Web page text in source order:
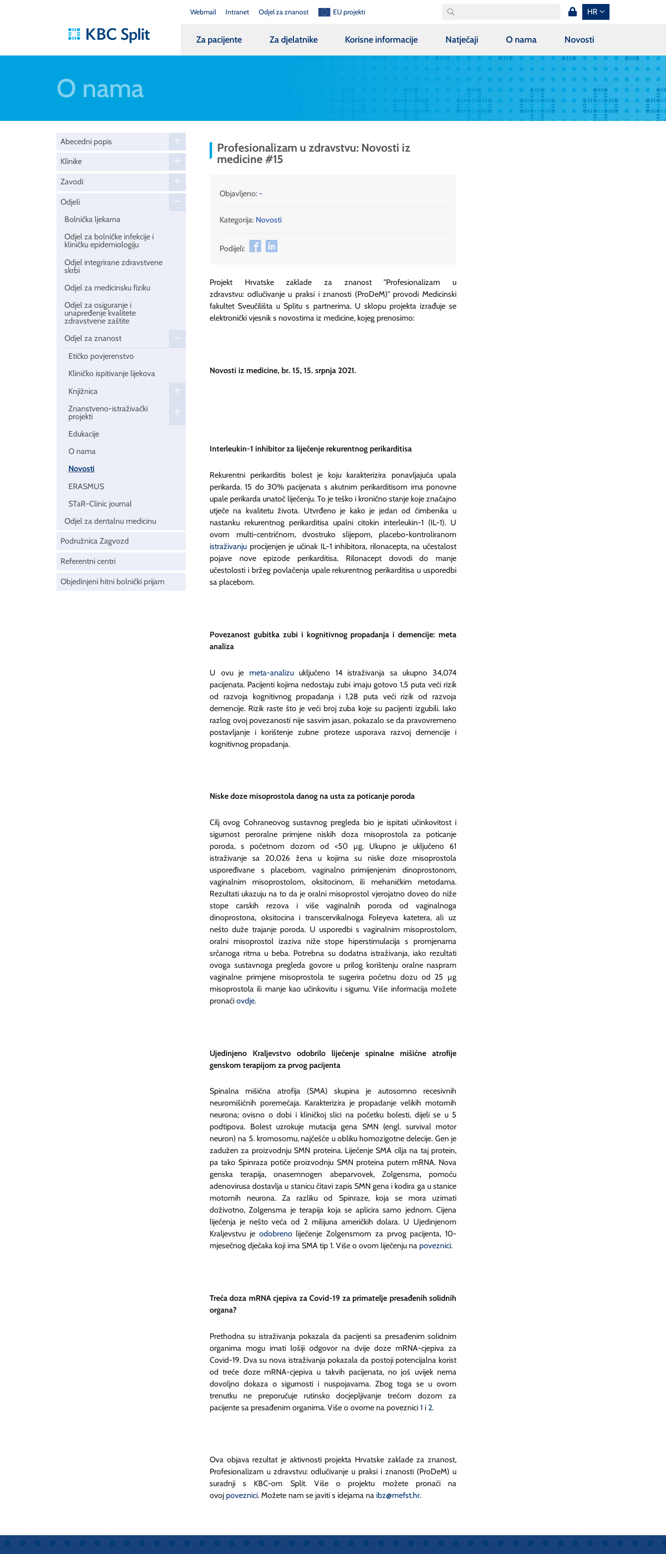
Webmail Intranet Odjel za znanost EU projekti HR
Za pacijente Za djelatnike Korisne informacije Natječaji O nama Novosti
O nama
Abecedni popis
Klinike
Zavodi
Odjeli
Bolnička ljekarna
Odjel za bolničke infekcije i
kliničku epidemiologiju
Odjel integrirane zdravstvene
skrbi
Odjel za medicinsku fiziku
Odjel za osiguranje i
unapređenje kvalitete
zdravstvene zaštite
Odjel za znanost
Etičko povjerenstvo
Kliničko ispitivanje lijekova
Knjižnica
Znanstveno-istraživački
projekti
Edukacije
O nama
Novosti
ERASMUS
STaR-Clinic journal
Odjel za dentalnu medicinu
Podružnica Zagvozd
Referentni centri
Objedinjeni hitni bolnički prijam
Profesionalizam u zdravstvu: Novosti iz
medicine #15
Objavljeno: -
Kategorija: Novosti
Podijeli:
Projekt Hrvatske zaklade za znanost "Profesionalizam u
zdravstvu: odlučivanje u praksi i znanosti (ProDeM)" provodi Medicinski
fakultet Sveučilišta u Splitu s partnerima. U sklopu projekta izrađuje se
elektronički vjesnik s novostima iz medicine, kojeg prenosimo:
Novosti iz medicine, br. 15, 15. srpnja 2021.
Interleukin-1 inhibitor za liječenje rekurentnog perikarditisa
Rekurentni perikarditis bolest je koju karakterizira ponavljajuća upala
perikarda. 15 do 30% pacijenata s akutnim perikarditisom ima ponovne
upale perikarda unatoč liječenju. To je teško i kronično stanje koje značajno
utječe na kvalitetu života. Utvrđeno je kako je jedan od čimbenika u
nastanku rekurentnog perikarditisa upalni citokin interleukin-1 (IL-1). U
ovom multi-centričnom, dvostruko slijepom, placebo-kontroliranom
istraživanju procijenjen je učinak IL-1 inhibitora, rilonacepta, na učestalost
pojave nove epizode perikarditisa. Rilonacept dovodi do manje
učestolosti i bržeg povlačenja upale rekurentnog perikarditisa u usporedbi
sa placebom.
Povezanost gubitka zubi i kognitivnog propadanja i demencije: meta
analiza
U ovu je meta-analizuuključeno 14 istraživanja sa ukupno 34,074
pacijenata. Pacijenti kojima nedostaju zubi imaju gotovo 1,5 puta veći rizik
od razvoja kognitivnog propadanja i 1,28 puta veći rizik od razvoja
demencije. Rizik raste što je veći broj zuba koje su pacijenti izgubili. Iako
razlog ovoj povezanosti nije sasvim jasan, pokazalo se da pravovremeno
postavljanje i korištenje zubne proteze usporava razvoj demencije i
kognitivnog propadanja.
Niske doze misoprostola danog na usta za poticanje poroda
Cilj ovog Cohraneovog sustavnog pregleda bio je ispitati učinkovitost i
sigurnost peroralne primjene niskih doza misoprostola za poticanje
poroda, s početnom dozom od <50 µg. Ukupno je uključeno 61
istraživanje sa 20,026 žena u kojima su niske doze misoprostola
uspoređivane s placebom, vaginalno primijenjenim dinoprostonom,
vaginalnim misoprostolom, oksitocinom, ili mehaničkim metodama.
Rezultati ukazuju na to da je oralni misoprostol vjerojatno doveo do niže
stope carskih rezova i više vaginalnih poroda od vaginalnoga
dinoprostona, oksitocina i transcervikalnoga Foleyeva katetera, ali uz
nešto duže trajanje poroda. U usporedbi s vaginalnim misoprostolom,
oralni misoprostol izaziva niže stope hiperstimulacija s promjenama
srčanoga ritma u beba. Potrebna su dodatna istraživanja, iako rezultati
ovoga sustavnoga pregleda govore u prilog korištenju oralne naspram
vaginalne primjene misoprostola te sugerira početnu dozu od 25 µg
misoprostola ili manje kao učinkovitu i sigurnu. Više informacija možete
pronaći ovdje.
Ujedinjeno Kraljevstvo odobrilo liječenje spinalne mišićne atrofije
genskom terapijom za prvog pacijenta
Spinalna mišićna atrofija (SMA) skupina je autosomno recesivnih
neuromišićnih poremećaja. Karakterizira je propadanje velikih motornih
neurona; ovisno o dobi i kliničkoj slici na početku bolesti, dijeli se u 5
podtipova. Bolest uzrokuje mutacija gena SMN (engl. survival motor
neuron) na 5. kromosomu, najčešće u obliku homozigotne delecije. Gen je
zadužen za proizvodnju SMN proteina. Liječenje SMA cilja na taj protein,
pa tako Spinraza potiče proizvodnju SMN proteina putem mRNA. Nova
genska terapija, onasemnogen abeparvovek, Zolgensma, pomoću
adenovirusa dostavlja u stanicu čitavi zapis SMN gena i kodira ga u stanice
motornih neurona. Za razliku od Spinraze, koja se mora uzimati
doživotno, Zolgensma je terapija koja se aplicira samo jednom. Cijena
liječenja je nešto veća od 2 milijuna američkih dolara. U Ujedinjenom
Kraljevstvu je odobrenoliječenje Zolgensmom za prvog pacijenta, 10-
mjesečnog dječaka koji ima SMA tip 1. Više o ovom liječenju na poveznici.
Treća doza mRNA cjepiva za Covid-19 za primatelje presađenih solidnih
organa?
Prethodna su istraživanja pokazala da pacijenti sa presađenim solidnim
organima mogu imati lošiji odgovor na dvije doze mRNA-cjepiva za
Covid-19. Dva su nova istraživanja pokazala da postoji potencijalna korist
od treće doze mRNA-cjepiva u takvih pacijenata, no još uvijek nema
dovoljno dokaza o sigurnosti i nuspojavama. Zbog toga se u ovom
trenutku ne preporučuje rutinsko docjepljivanje trećom dozom za
pacijente sa presađenim organima. Više o ovome na poveznici 1 i 2.
Ova objava rezultat je aktivnosti projekta Hrvatske zaklade za znanost,
Profesionalizam u zdravstvu: odlučivanje u praksi i znanosti (ProDeM) u
suradnji s KBC-om Split. Više o projektu možete pronaći na
ovoj poveznici. Možete nam se javiti s idejama na ibz@mefst.hr.